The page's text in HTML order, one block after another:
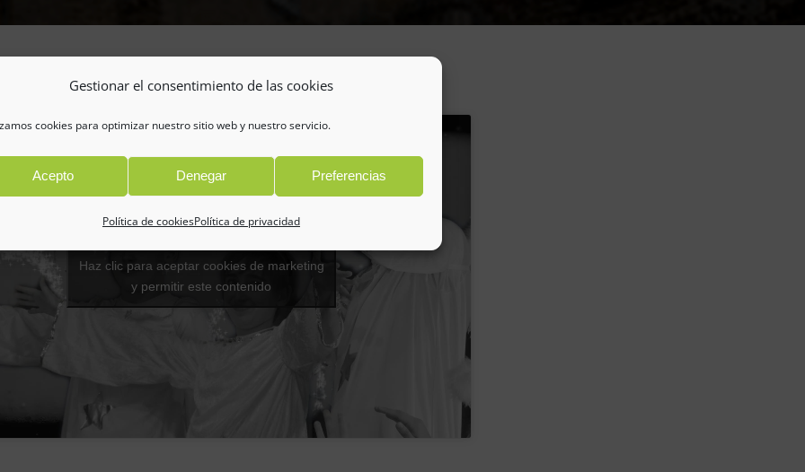
Gestionar el consentimiento de las cookies
cookies para optimizar nuestro sitio web y nuestro servicio.
Acepto Denegar Preferencias
Política de cookiesPolítica de privacidad
Haz clic para aceptar cookies de marketing
y permitir este contenido